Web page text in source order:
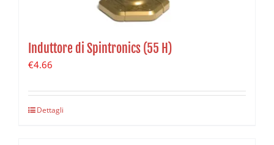
Induttore di Spintronics (55 H)
€4.66
Dettagli